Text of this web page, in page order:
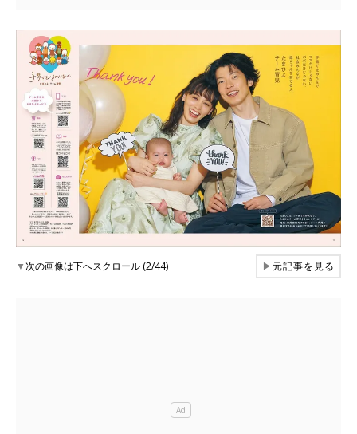
▼次の画像は下へスクロール (2/44) ▶元記事を見る